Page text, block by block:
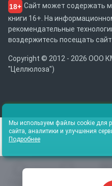
18+ Сайт может содержать
книги 16+. На
рекомендательные
воздержитесь посещать сайт
Copyright © 2012 - 2026 ООО
"Целлюлоза")
Мы используем файлы cookie для
сайта, аналитики и улучшения
Подробнее